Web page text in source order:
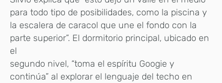
para todo tipo de posibilidades, como la piscina y
la escalera de caracol que une el fondo con la
parte superior”. El dormitorio principal, ubicado en
el
segundo nivel, “toma el espíritu Googie y
continúa” al explorar el lenguaje del techo en